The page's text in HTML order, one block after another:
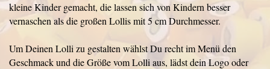
kleine Kinder gemacht, die lassen sich von Kindern besser
vernaschen als die großen Lollis mit 5 cm Durchmesser.
Um Deinen Lolli zu gestalten wählst Du recht im Menü den
Geschmack und die Größe vom Lolli aus, lädst dein Logo oder